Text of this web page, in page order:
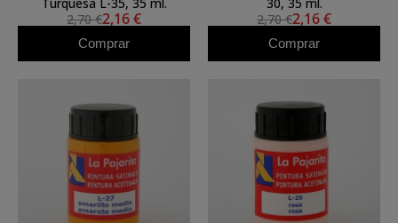
2,70 €2,16 €
Comprar
2,70 €2,16 €
Comprar